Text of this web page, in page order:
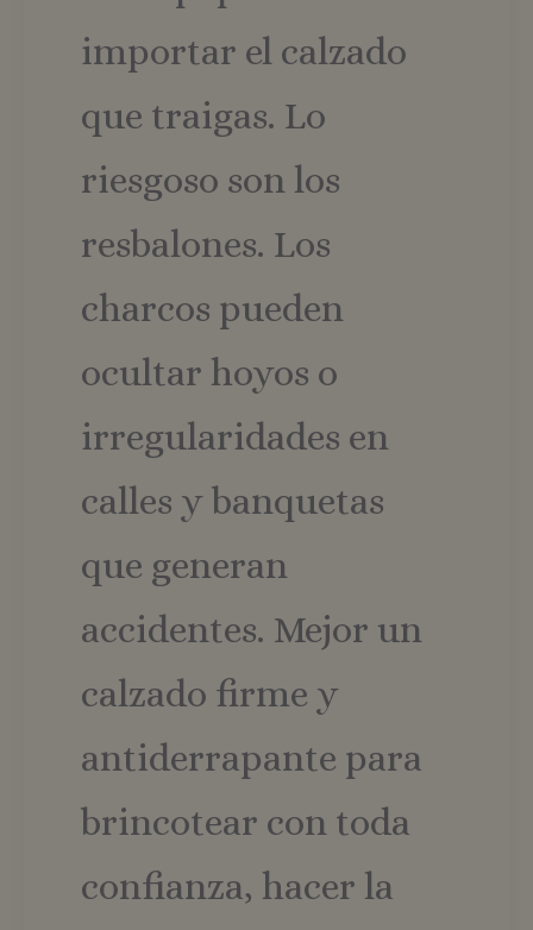
importar el calzado
que traigas. Lo
riesgoso son los
resbalones. Los
charcos pueden
ocultar hoyos o
irregularidades en
calles y banquetas
que generan
accidentes. Mejor un
calzado firme y
antiderrapante para
brincotear con toda
confianza, hacer la